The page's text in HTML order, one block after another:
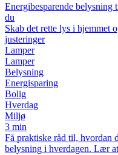
Energibesparende belysning
du
Skab det rette lys i hjemmet
justeringer
Lamper
Lamper
Belysning
Energisparing
Bolig
Hverdag
Miljø
3 min
Få praktiske råd til, hvordan
belysning i hverdagen. Lær